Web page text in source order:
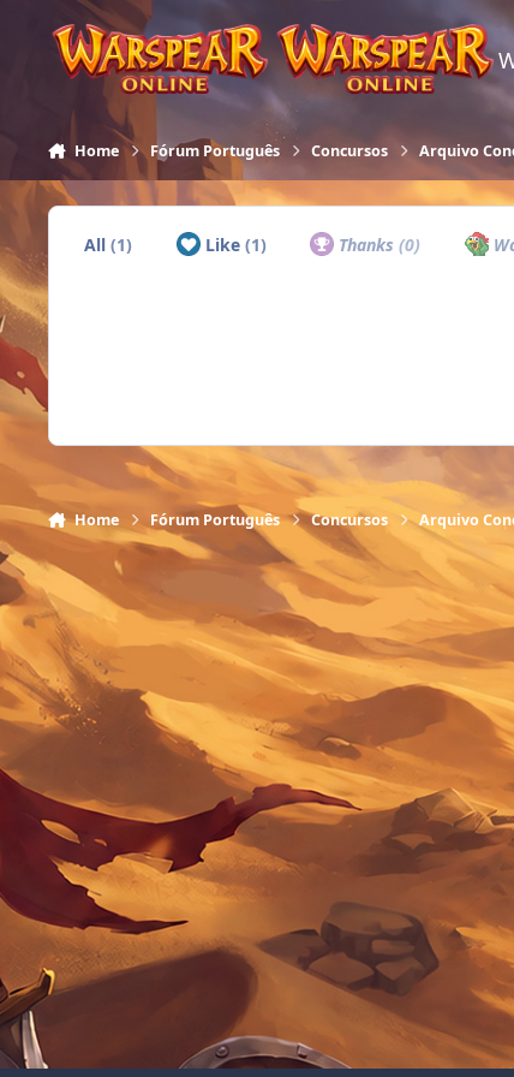
Skip to content
Home Fórum Português Concursos Arquivo
All(1) Like (1) Thanks(0)
Home Fórum Português Concursos Arquivo